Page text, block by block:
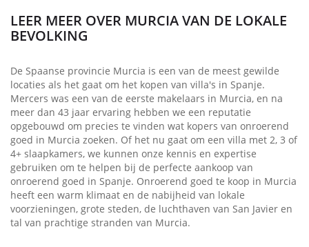
LEER MEER OVER MURCIA VAN DE LOKALE
BEVOLKING
De Spaanse provincie Murcia is een van de meest gewilde
locaties als het gaat om het kopen van villa's in Spanje.
Mercers was een van de eerste makelaars in Murcia, en na
meer dan 43 jaar ervaring hebben we een reputatie
opgebouwd om precies te vinden wat kopers van onroerend
goed in Murcia zoeken. Of het nu gaat om een villa met 2, 3 of
4+ slaapkamers, we kunnen onze kennis en expertise
gebruiken om te helpen bij de perfecte aankoop van
onroerend goed in Spanje. Onroerend goed te koop in Murcia
heeft een warm klimaat en de nabijheid van lokale
voorzieningen, grote steden, de luchthaven van San Javier en
tal van prachtige stranden van Murcia.